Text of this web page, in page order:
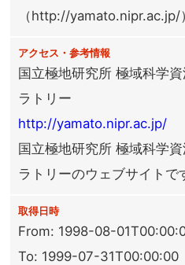
（http://yamato.nipr.ac.jp/
アクセス・参考情報
国立極地研究所 極域科学
ラトリー
http://yamato.nipr.ac.jp/
国立極地研究所 極域科学
ラトリーのウェブサイトで
取得日時
From: 1998-08-
To: 1999-07-31T00:00:00